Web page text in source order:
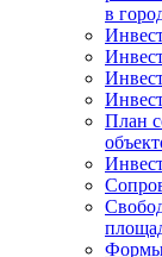
в
План
Формы